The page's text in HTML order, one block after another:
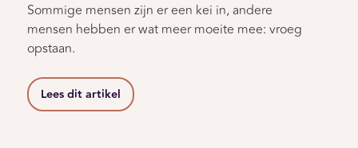
Sommige mensen zijn er een kei in, andere
mensen hebben er wat meer moeite mee: vroeg
opstaan.
Lees dit artikel